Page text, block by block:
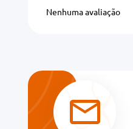
Adicionar
Avalie o
★★★
Seu nome
Nenhuma avaliação